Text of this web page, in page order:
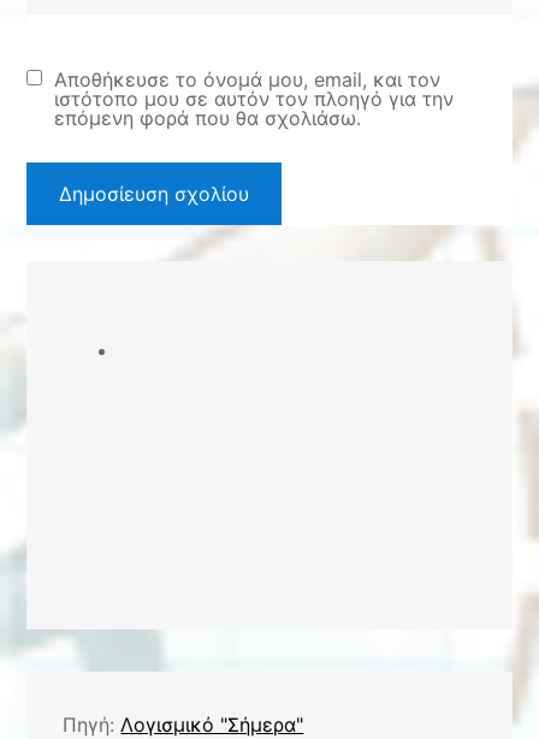
Αποθήκευσε το όνομά μου, email, και τον
ιστότοπο μου σε αυτόν τον πλοηγό για την
επόμενη φορά που θα σχολιάσω.
Πηγή:Λογισμικό "Σήμερα"